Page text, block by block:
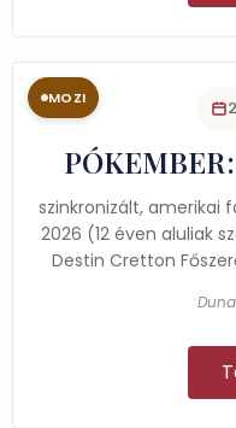
MOZI
szinkronizált, amerikai
2026 (12 éven aluliak
Destin Cretton